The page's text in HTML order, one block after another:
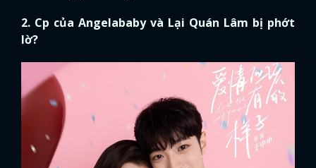
2. Cp của Angelababy và Lại Quán Lâm bị phớt
lờ?